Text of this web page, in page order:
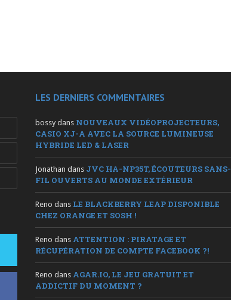
LES DERNIERS COMMENTAIRES
bossy dans NOUVEAUX VIDÉOPROJECTEURS,
CASIO XJ-A AVEC LA SOURCE LUMINEUSE
HYBRIDE LED & LASER
Jonathan dans JVC HA-NP35T, ÉCOUTEURS SANS-
FIL OUVERTS AU MONDE EXTÉRIEUR
Reno dans LE BLACKBERRY LEAP DISPONIBLE
CHEZ ORANGE ET SOSH !
Reno dans ATTENTION : PIRATAGE ET
RÉCUPÉRATION DE COMPTE FACEBOOK ?!
Reno dans AGAR.IO, LE JEU GRATUIT ET
ADDICTIF DU MOMENT ?